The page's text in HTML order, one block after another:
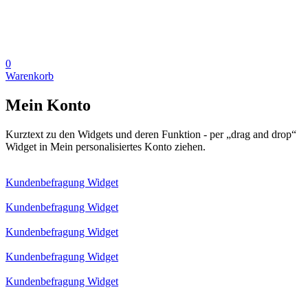
0
Warenkorb
Mein Konto
Kurztext zu den Widgets und deren Funktion - per „drag and drop“
Widget in Mein personalisiertes Konto ziehen.
Kundenbefragung Widget
Kundenbefragung Widget
Kundenbefragung Widget
Kundenbefragung Widget
Kundenbefragung Widget